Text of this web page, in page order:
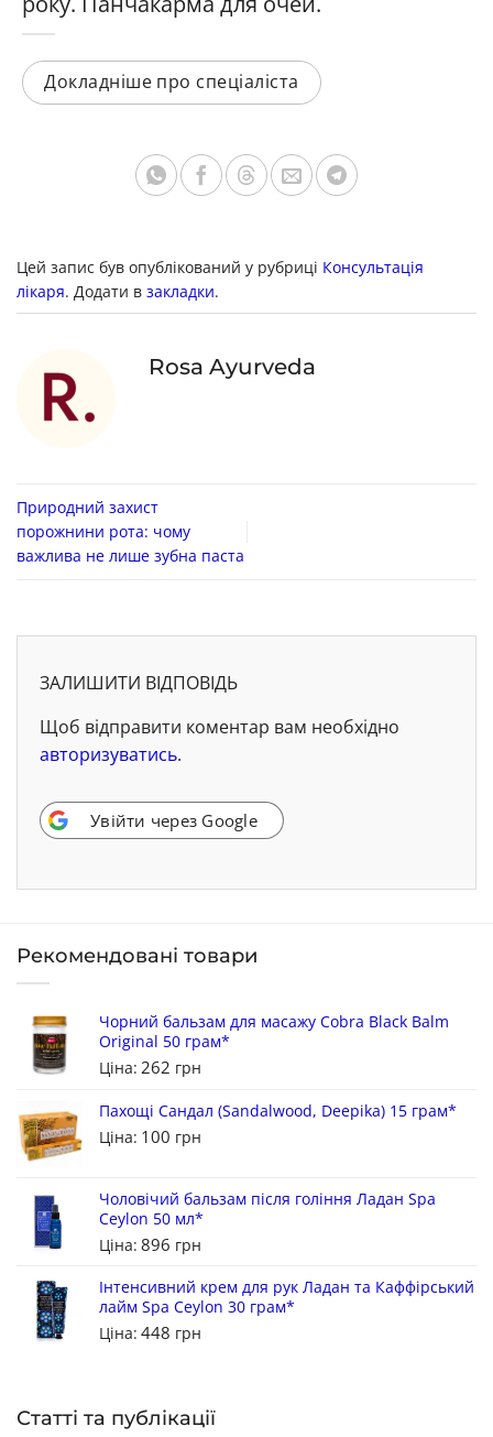
Докладніше про спеціаліста
Цей запис був опублікований у рубриці Консультація
лікаря. Додати в закладки.
Rosa Ayurveda
Природний захист
порожнини рота: чому
важлива не лише зубна паста
ЗАЛИШИТИ ВІДПОВІДЬ
Щоб відправити коментар вам необхідно
авторизуватись.
Увійти через Google
Рекомендовані товари
Чорний бальзам для масажу Cobra Black Balm
Original 50 грам*
Ціна: 262 грн
Пахощі Сандал (Sandalwood, Deepika) 15 грам*
Ціна: 100 грн
Чоловічий бальзам після гоління Ладан Spa
Ceylon 50 мл*
Ціна: 896 грн
Інтенсивний крем для рук Ладан та Каффірський
лайм Spa Ceylon 30 грам*
Ціна: 448 грн
Статті та публікації